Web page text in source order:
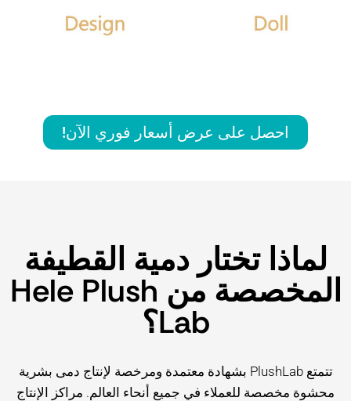
احصل على عرض أسعار فوري الآن!
لماذا تختار دمية القطيفة
المخصصة من Hele Plush
Lab؟
تتمتع PlushLab بشهادة معتمدة ومرخصة لإنتاج دمى بشرية
محشوة مخصصة للعملاء في جميع أنحاء العالم. مراكز الإنتاج